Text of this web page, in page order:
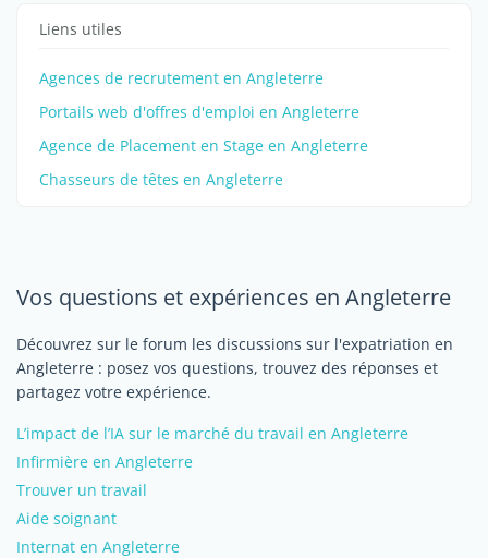
Liens utiles
Agences de recrutement en Angleterre
Portails web d'offres d'emploi en Angleterre
Agence de Placement en Stage en Angleterre
Chasseurs de têtes en Angleterre
Vos questions et expériences en Angleterre
Découvrez sur le forum les discussions sur l'expatriation en
Angleterre : posez vos questions, trouvez des réponses et
partagez votre expérience.
L’impact de l’IA sur le marché du travail en Angleterre
Infirmière en Angleterre
Trouver un travail
Aide soignant
Internat en Angleterre